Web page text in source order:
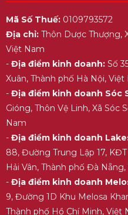
y học, trà xanh có rất
sức khỏe con người
– Ngăn ngừa bệnh ung
– Ngăn ngừa nguy cơ
– Ngăn cản sự lây
– Giảm cholesterol
– Giúp xương chắc
khớp
– Giảm thiểu tăng
– Giúp cải thiện trí
– Giúp gan giải độc
tố do uống rượu gây ra
– Ngăn chặn quá trình
Mã Số Thuế:0109793572
Địa chỉ:Thôn Dược Thượng,
Việt Nam
- Địa điểm kinh doanh:Số
Xuân, Thành phố Hà Nội, Việt
- Địa điểm kinh doanh Sóc
Gióng, Thôn Vệ Linh, Xã Sóc
Nam
- Địa điểm kinh doanh
88, Đường Trung Lập 17,
Hải Vân, Thành phố Đà
- Địa điểm kinh doanh
9, Đường 1D Khu Melosa
Thành phố Hồ Chí Minh, Việt